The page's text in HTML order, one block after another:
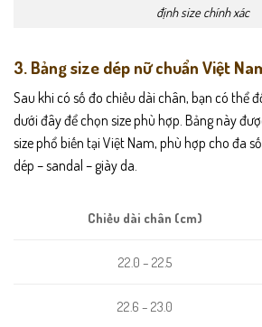
định size chính xác
3. Bảng size dép nữ chuẩn Việt
Sau khi có số đo chiều dài chân, bạn có thể
dưới đây để chọn size phù hợp. Bảng này
size phổ biến tại Việt Nam, phù hợp cho đa
dép – sandal – giày da.
Chiều dài chân (cm)
22.0 – 22.5
22.6 – 23.0